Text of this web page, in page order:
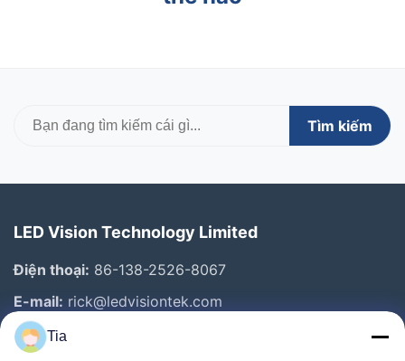
Tìm kiếm
LED Vision Technology Limited
Điện thoại: 86-138-2526-8067
E-mail: rick@ledvisiontek.com
Tia